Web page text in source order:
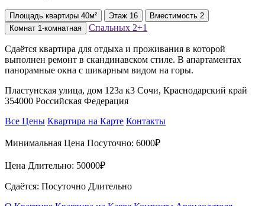
Площадь квартиры 40м² Этаж 16 Вместимость 2
Комнат 1-комнатная Спальных 2+1
Сдаётся квартира для отдыха и проживания в которой
выполнен ремонт в скандинавском стиле. В апартаментах
панорамные окна с шикарным видом на горы.
Пластунская улица, дом 123а к3 Сочи, Краснодарский край
354000 Российская Федерация
Все Цены Квартира на Карте Контакты
Минимальная Цена Посуточно: 6000₽
Цена Длительно: 50000₽
Сдаётся: Посуточно Длительно